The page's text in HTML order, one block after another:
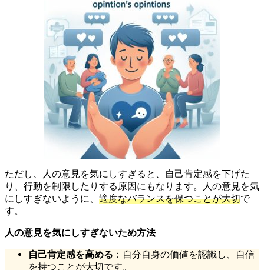
ただし、人の意見を気にしすぎると、自己肯定感を下げた
り、行動を制限したりする原因にもなります。人の意見を気
にしすぎないように、 適度なバランスを保つことが大切で
す。
人の意見を気にしすぎないため方法
自己肯定感を高める ：自分自身の価値を認識し、自信
を持つことが大切です。